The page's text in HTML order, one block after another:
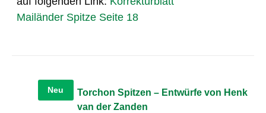
Mailänder Spitze Seite 18
Neu
Torchon Spitzen – Entwürfe von Henk
van der Zanden